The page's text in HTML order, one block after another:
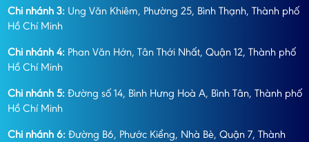
Chi nhánh 3:Ung Văn Khiêm, Phường 25, Bình Thạnh, Thành phố
Hồ Chí Minh
Chi nhánh 4:Phan Văn Hớn, Tân Thới Nhất, Quận 12, Thành phố
Hồ Chí Minh
Chi nhánh 5:Đường số 14, Bình Hưng Hoà A, Bình Tân, Thành phố
Hồ Chí Minh
Chi nhánh 6:Đường B6, Phước Kiểng, Nhà Bè, Quận 7, Thành